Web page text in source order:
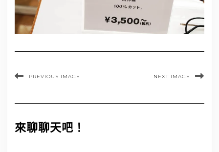
PREVIOUS IMAGE NEXT IMAGE
來聊聊天吧！